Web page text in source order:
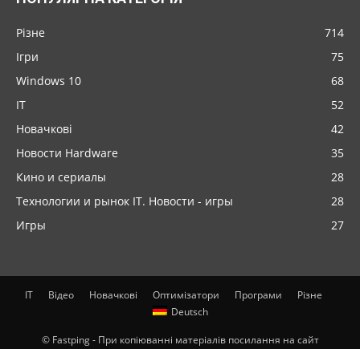
Різне
714
Ігри
75
Windows 10
68
IT
52
Новачкові
42
Новости Hardware
35
Кино и сериалы
28
Технологии и рынок IT. Новости - игры
28
Игры
27
IT Відео Новачкові Оптимізатори Програми
Різне
Deutsch
© Fastping - При копіюванні матеріалів посилання на сайт